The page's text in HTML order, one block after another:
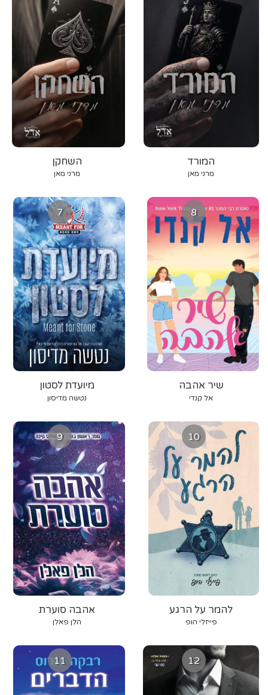
השחקן
מרני מאן
המורד
מרני מאן
7
מיועדת לסטון
נטשה מדיסון
8
שיר אהבה
אל קנדי
9
אהבה סוערת
הלן פאלן
10
להמר על הרגע
פייזלי הופ
11 12